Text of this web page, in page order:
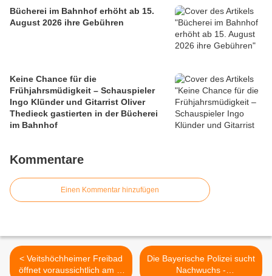
Bücherei im Bahnhof erhöht ab 15.
August 2026 ihre Gebühren
Keine Chance für die
Frühjahrsmüdigkeit – Schauspieler
Ingo Klünder und Gitarrist Oliver
Thedieck gastierten in der Bücherei
im Bahnhof
Kommentare
Einen Kommentar hinzufügen
< Veitshöchheimer Freibad
öffnet voraussichtlich am 1.
Die Bayerische Polizei sucht
Nachwuchs -